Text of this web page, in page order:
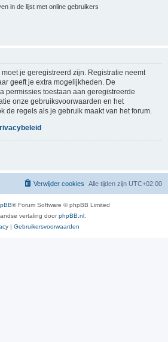
in de lijst met online gebruikers
je geregistreerd zijn. Registratie neemt
geeft je extra mogelijkheden. De
permissies toestaan aan geregistreerde
onze gebruiksvoorwaarden en het
de regels als je gebruik maakt van het forum.
Alle tijden zijn UTC+02:00
Verwijder cookies
® Forum Software © phpBB Limited
vertaling doorphpBB.nl
| Gebruikersvoorwaarden